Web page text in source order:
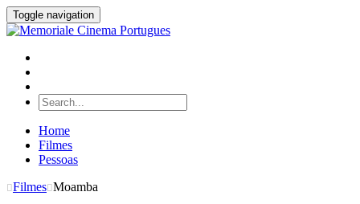
Toggle navigation
Home
Filmes
Pessoas
Filmes Moamba